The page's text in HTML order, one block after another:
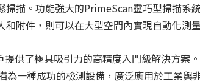
掃描。 功能強大的PrimeScan靈巧型掃描系
附件，則可以在大型空間內實現自動化測
供了極具吸引力的高精度入門級解決方案。
為一種成功的檢測設備，廣泛應用於工業與